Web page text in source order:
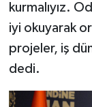
kurmalıyız.
iyi okuyarak
projeler, iş
dedi.